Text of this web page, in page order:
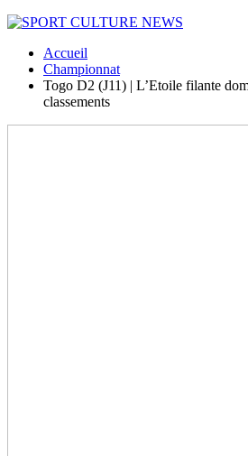
Accueil
Championnat
Togo D2 (J11) | L’Etoile filante
classements